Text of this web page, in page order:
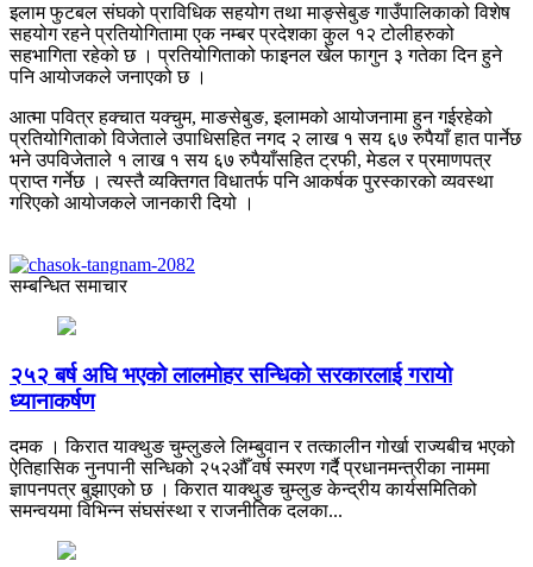
इलाम फुटबल संघको प्राविधिक सहयोग तथा माङ्सेबुङ गाउँपालिकाको विशेष
सहयोग रहने प्रतियोगितामा एक नम्बर प्रदेशका कुल १२ टोलीहरुको
सहभागिता रहेको छ । प्रतियोगिताको फाइनल खेल फागुन ३ गतेका दिन हुने
पनि आयोजकले जनाएको छ ।
आत्मा पवित्र हक्चात यक्चुम, माङसेबुङ, इलामको आयोजनामा हुन गईरहेको
प्रतियोगिताको विजेताले उपाधिसहित नगद २ लाख १ सय ६७ रुपैयाँ हात पार्नेछ
भने उपविजेताले १ लाख १ सय ६७ रुपैयाँसहित ट्रफी, मेडल र प्रमाणपत्र
प्राप्त गर्नेछ । त्यस्तै व्यक्तिगत विधातर्फ पनि आकर्षक पुरस्कारको व्यवस्था
गरिएको आयोजकले जानकारी दियो ।
सम्बन्धित समाचार
२५२ बर्ष अघि भएकाे लालमाेहर सन्धिकाे सरकारलाई गरायाे
ध्यानाकर्षण
दमक । किरात याक्थुङ चुम्लुङले लिम्बुवान र तत्कालीन गोर्खा राज्यबीच भएको
ऐतिहासिक नुनपानी सन्धिको २५२औँ वर्ष स्मरण गर्दै प्रधानमन्त्रीका नाममा
ज्ञापनपत्र बुझाएको छ । किरात याक्थुङ चुम्लुङ केन्द्रीय कार्यसमितिको
समन्वयमा विभिन्न संघसंस्था र राजनीतिक दलका...